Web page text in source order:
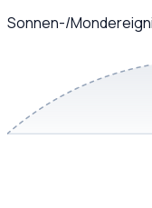
Sonnen-/